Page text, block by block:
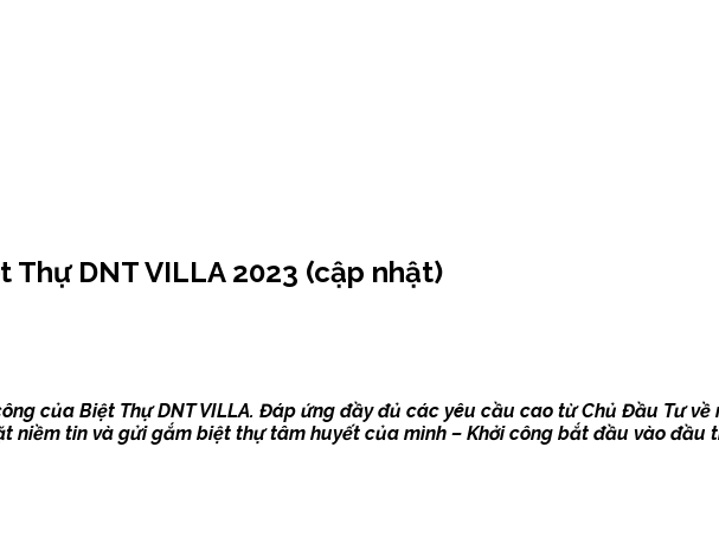
Thự DNT VILLA 2023 (cập nhật)
của Biệt Thự DNT VILLA. Đáp ứng đầy đủ các yêu cầu cao từ Chủ Đầu Tư
niềm tin và gửi gắm biệt thự tâm huyết của mình – Khởi công bắt đầu vào đầu